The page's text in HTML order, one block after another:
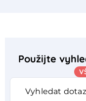
Použijte